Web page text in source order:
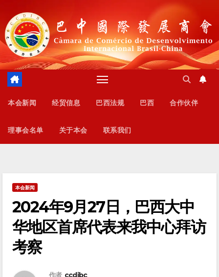
内
本会新闻 经贸信息 巴西法规 巴西 合作伙伴
理事会名单 关于本会 联系我们
本会新闻
2024年9月27日，巴西大中
华地区首席代表来我中心拜访
考察
作者 ccdibc